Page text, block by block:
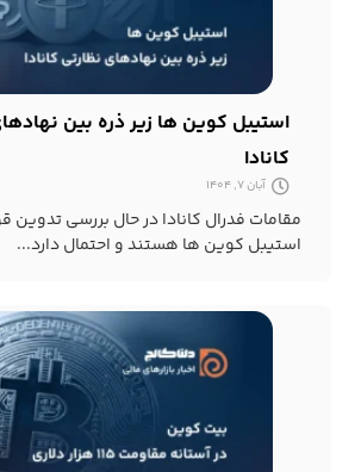
استیبل کوین ها زیر ذره بین
کانادا
آبان 7, 1404
مقامات فدرال کانادا در حال بررسی تدوین
استیبل کوین ها هستند و احتمال دارد...